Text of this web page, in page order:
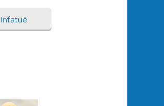
Infatué